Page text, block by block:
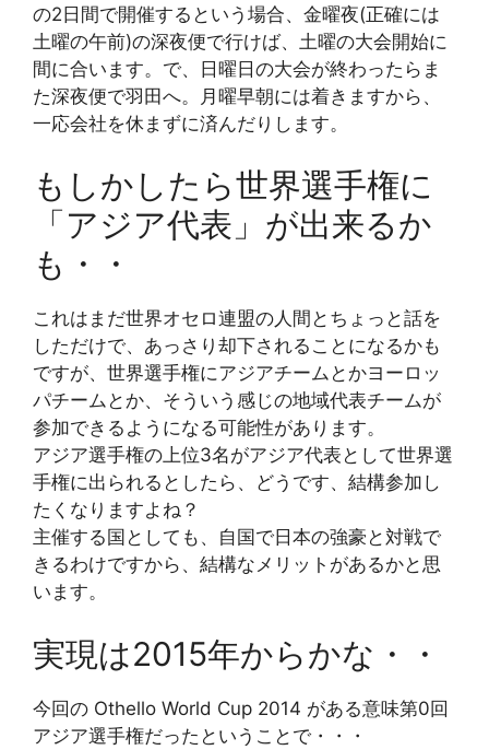
の2日間で開催するという場合、金曜夜(正確には
土曜の午前)の深夜便で行けば、土曜の大会開始に
間に合います。で、日曜日の大会が終わったらま
た深夜便で羽田へ。月曜早朝には着きますから、
一応会社を休まずに済んだりします。
もしかしたら世界選手権に
「アジア代表」が出来るか
も・・
これはまだ世界オセロ連盟の人間とちょっと話を
しただけで、あっさり却下されることになるかも
ですが、世界選手権にアジアチームとかヨーロッ
パチームとか、そういう感じの地域代表チームが
参加できるようになる可能性があります。
アジア選手権の上位3名がアジア代表として世界選
手権に出られるとしたら、どうです、結構参加し
たくなりますよね？
主催する国としても、自国で日本の強豪と対戦で
きるわけですから、結構なメリットがあるかと思
います。
実現は2015年からかな・・
今回の Othello World Cup 2014 がある意味第0回
アジア選手権だったということで・・・